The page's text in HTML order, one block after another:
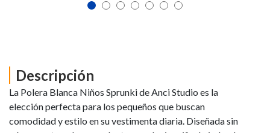
Descripción
La Polera Blanca Niños Sprunki de Anci Studio es la
elección perfecta para los pequeños que buscan
comodidad y estilo en su vestimenta diaria. Diseñada sin